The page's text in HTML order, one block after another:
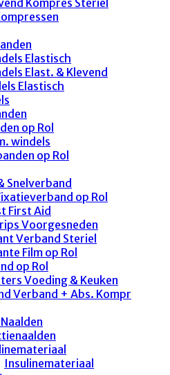
Elastisch
Elast. & Klevend
Elastisch
op Rol
windels
op Rol
Snelverband
op Rol
First Aid
Voorgesneden
Verband Steriel
Film op Rol
op Rol
Voeding & Keuken
Verband + Abs. Kompr
Insulinemateriaal